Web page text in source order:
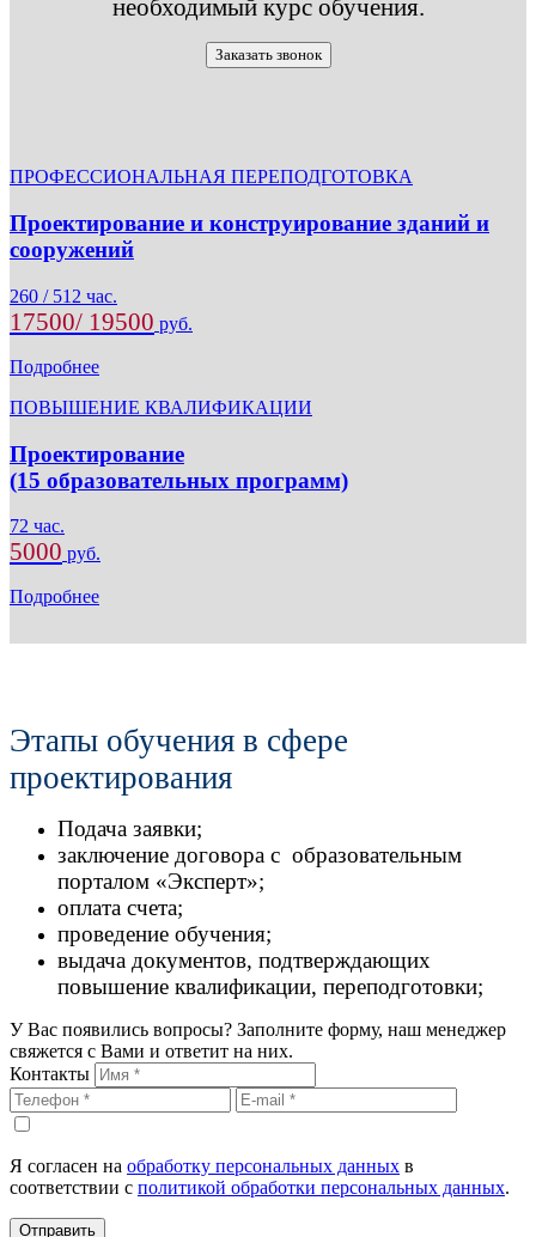
необходимый курс обучения.
Заказать звонок
ПРОФЕССИОНАЛЬНАЯ ПЕРЕПОДГОТОВКА
Проектирование и конструирование зданий и
сооружений
260 / 512 час.
17500/ 19500 руб.
Подробнее
ПОВЫШЕНИЕ КВАЛИФИКАЦИИ
Проектирование
(15 образовательных программ)
72 час.
5000 руб.
Подробнее
Этапы обучения в сфере
проектирования
Подача заявки;
заключение договора с образовательным
порталом «Эксперт»;
оплата счета;
проведение обучения;
выдача документов, подтверждающих
повышение квалификации, переподготовки;
У Вас появились вопросы? Заполните форму, наш менеджер
свяжется с Вами и ответит на них.
Контакты
Я согласен на обработку персональных данных в
соответствии с политикой обработки персональных данных.
Отправить